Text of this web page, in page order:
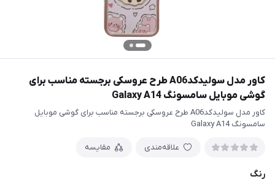
کاور مدل سولیدکدA06 طرح عروسکی برجسته مناسب برای
گوشی موبایل سامسونگ Galaxy A14
کاور مدل سولیدکدA06 طرح عروسکی برجسته مناسب برای گوشی موبایل
سامسونگ Galaxy A14
علاقه‌مندی مقایسه
رنگ